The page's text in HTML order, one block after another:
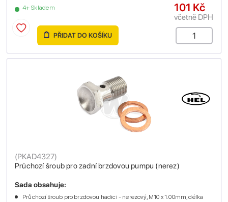
4+ Skladem 101 Kč
včetně DPH
PŘIDAT DO KOŠÍKU
Průchozí šroub pro zadní brzdovou pumpu (nerez)
(PKAD4327)
Sada obsahuje:
Průchozí šroub pro brzdovou hadici - nerezový, M10 x 1.00mm, délka